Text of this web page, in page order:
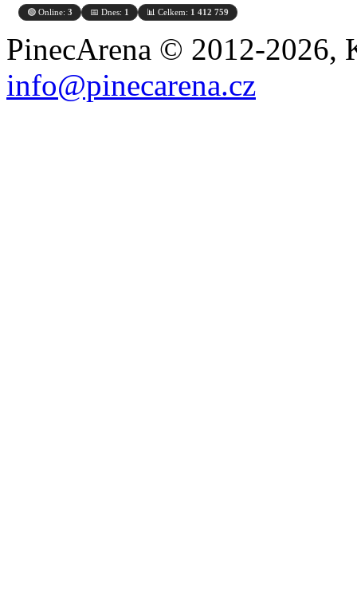
🟢 Online: 3 📅 Dnes: 1 📊 Celkem: 1 412 759
PinecArena © 2012-2026,
info@pinecarena.cz